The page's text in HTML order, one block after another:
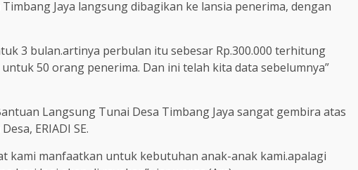
Jaya langsung dibagikan ke lansia penerima, dengan
3 bulan.artinya perbulan itu sebesar Rp.300.000 terhitung
50 orang penerima. Dan ini telah kita data sebelumnya”
Langsung Tunai Desa Timbang Jaya sangat gembira atas
ERIADI SE.
kami manfaatkan untuk kebutuhan anak-anak kami.apalagi